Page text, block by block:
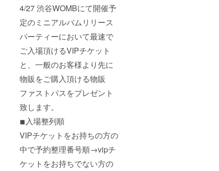
4/27 渋谷WOMBにて開催予
定のミニアルバムリリース
パーティーにおいて最速で
ご入場頂けるVIPチケット
と、一般のお客様より先に
物販をご購入頂ける物販
ファストパスをプレゼント
致します。
◾︎入場整列順
VIPチケットをお持ちの方の
中で予約整理番号順→vipチ
ケットをお持ちでない方の